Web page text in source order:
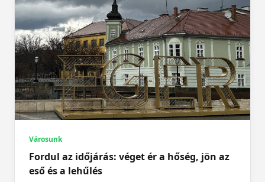
Városunk
Fordul az időjárás: véget ér a hőség, jön az
eső és a lehűlés